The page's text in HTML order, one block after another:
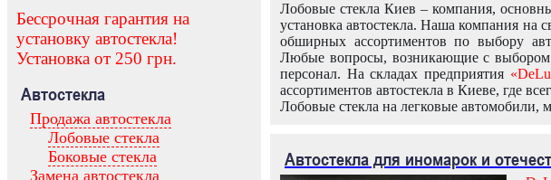
Бессрочная гарантия на
установку автостекла!
Установка от 250 грн.
Автостекла
Продажа автостекла
Лобовые стекла
Боковые стекла
Замена автостекла
Лобовые стекла Киев – компания,
установка автостекла. Наша компания на
обширных ассортиментов по выбору
Любые вопросы, возникающие с выбором
персонал. На складах предприятия
ассортиментов автостекла в Киеве, где
Лобовые стекла на легковые автомобили,
Автостекла для иномарок и